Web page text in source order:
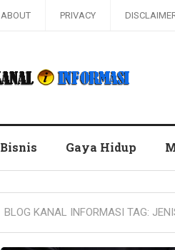
ABOUT PRIVACY
Bisnis Gaya Hidup
BLOG KANAL INFORMASI TAG: